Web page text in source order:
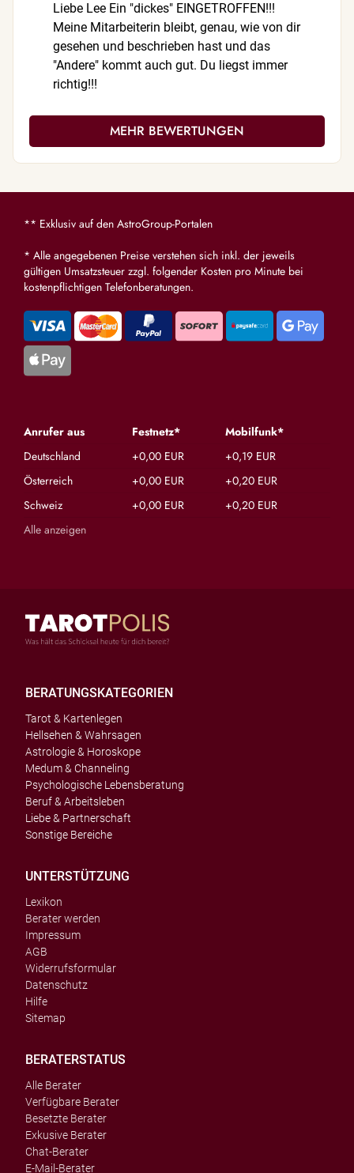
Liebe Lee Ein "dickes" EINGETROFFEN!!!
Meine Mitarbeiterin bleibt, genau, wie von dir
gesehen und beschrieben hast und das
"Andere" kommt auch gut. Du liegst immer
richtig!!!
MEHR BEWERTUNGEN
** Exklusiv auf den AstroGroup-Portalen
* Alle angegebenen Preise verstehen sich inkl. der jeweils
gültigen Umsatzsteuer zzgl. folgender Kosten pro Minute bei
kostenpflichtigen Telefonberatungen.
Anrufer aus Festnetz*
Mobilfunk*
Deutschland
+0,00 EUR
+0,19 EUR
Österreich
+0,00 EUR
+0,20 EUR
Schweiz
+0,00 EUR
+0,20 EUR
Alle anzeigen
BERATUNGSKATEGORIEN
Tarot & Kartenlegen
Hellsehen & Wahrsagen
Astrologie & Horoskope
Medum & Channeling
Psychologische Lebensberatung
Beruf & Arbeitsleben
Liebe & Partnerschaft
Sonstige Bereiche
UNTERSTÜTZUNG
Lexikon
Berater werden
Impressum
AGB
Widerrufsformular
Datenschutz
Hilfe
Sitemap
BERATERSTATUS
Alle Berater
Verfügbare Berater
Besetzte Berater
Exkusive Berater
Chat-Berater
E-Mail-Berater